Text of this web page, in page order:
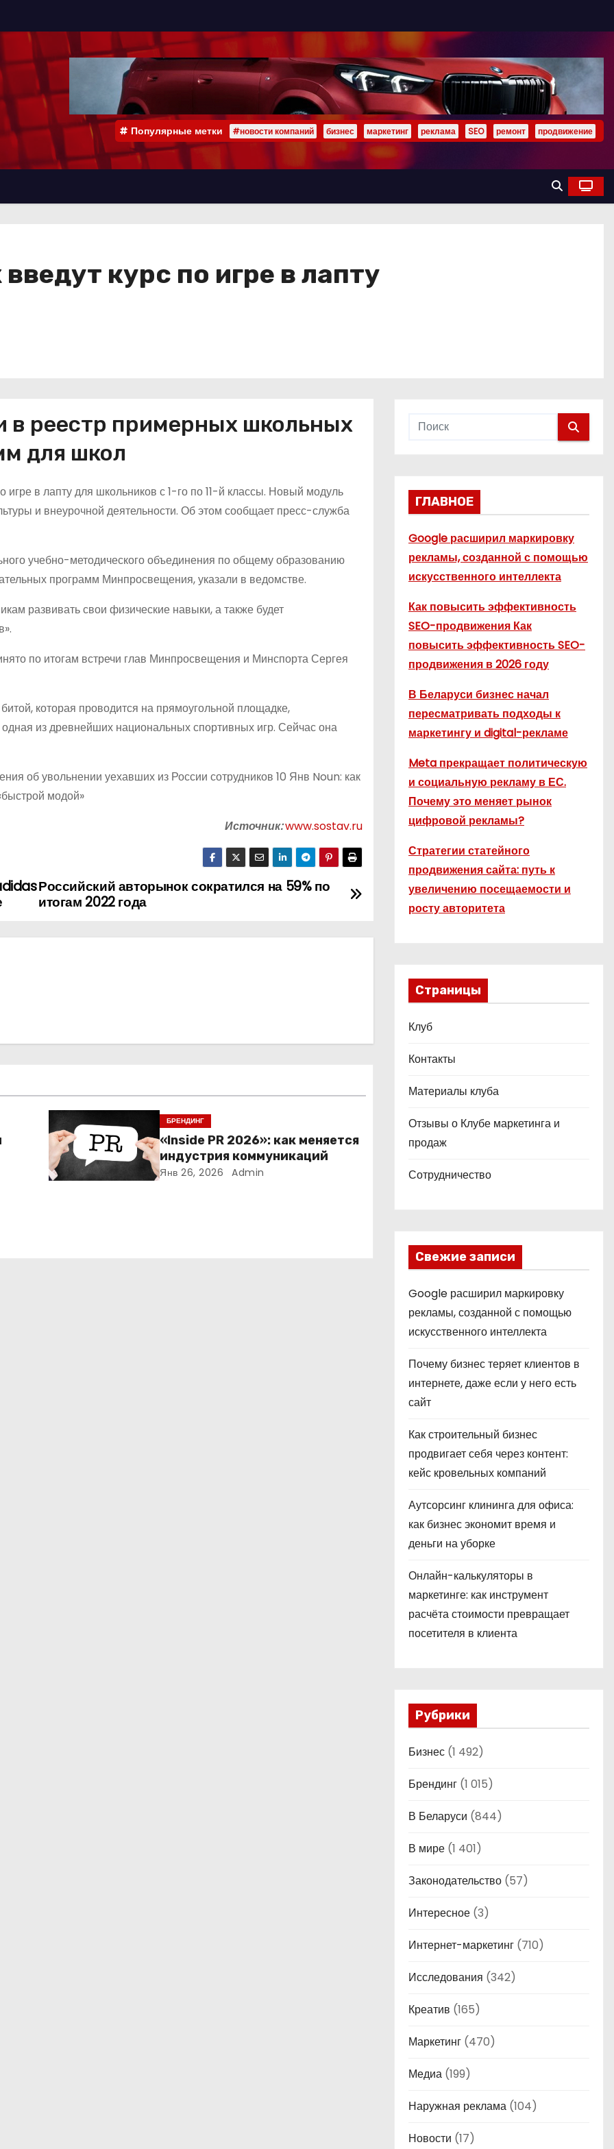
Популярные метки #новости компаний бизнес маркетинг реклама SEO ремонт продвижение
курс по игре в лапту
в реестр примерных школьных
для школ
в лапту для школьников с 1-го по 11-й классы. Новый модуль
и внеурочной деятельности. Об этом сообщает пресс-служба
учебно-методического объединения по общему образованию
программ Минпросвещения, указали в ведомстве.
развивать свои физические навыки, а также будет
по итогам встречи глав Минпросвещения и Минспорта Сергея
которая проводится на прямоугольной площадке,
из древнейших национальных спортивных игр. Сейчас она
об увольнении уехавших из России сотрудников 10 Янв Noun: как
модой»
Источник:www.sostav.ru
Российский авторынок сократился на 59% по
итогам 2022 года
БРЕНДИНГ
«Inside PR 2026»: как меняется
индустрия коммуникаций
Янв 26, 2026 Admin
ГЛАВНОЕ
Google расширил маркировку
рекламы, созданной с помощью
искусственного интеллекта
Как повысить эффективность
SEO-продвижения Как
повысить эффективность SEO-
продвижения в 2026 году
В Беларуси бизнес начал
пересматривать подходы к
маркетингу и digital-рекламе
Meta прекращает политическую
и социальную рекламу в ЕС.
Почему это меняет рынок
цифровой рекламы?
Стратегии статейного
продвижения сайта: путь к
увеличению посещаемости и
росту авторитета
Страницы
Клуб
Контакты
Материалы клуба
Отзывы о Клубе маркетинга и
продаж
Сотрудничество
Свежие записи
Google расширил маркировку
рекламы, созданной с помощью
искусственного интеллекта
Почему бизнес теряет клиентов в
интернете, даже если у него есть
сайт
Как строительный бизнес
продвигает себя через контент:
кейс кровельных компаний
Аутсорсинг клининга для офиса:
как бизнес экономит время и
деньги на уборке
Онлайн-калькуляторы в
маркетинге: как инструмент
расчёта стоимости превращает
посетителя в клиента
Рубрики
Бизнес (1 492)
Брендинг (1 015)
В Беларуси (844)
В мире (1 401)
Законодательство (57)
Интересное (3)
Интернет-маркетинг (710)
Исследования (342)
Креатив (165)
Маркетинг (470)
Медиа (199)
Наружная реклама (104)
Новости (17)